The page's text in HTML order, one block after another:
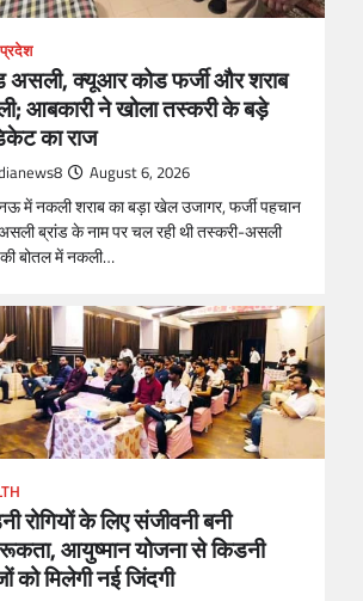
असली, क्यूआर कोड फर्जी और शराब
आबकारी ने खोला तस्करी के बड़े
का राज
August 6, 2026
में नकली शराब का बड़ा खेल उजागर, फर्जी पहचान
ब्रांड के नाम पर चल रही थी तस्करी-असली
बोतल में नकली…
रोगियों के लिए संजीवनी बनी
आयुष्मान योजना से किडनी
को मिलेगी नई जिंदगी